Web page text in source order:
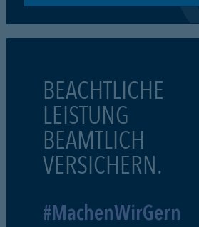
BEACHTLICHE
LEISTUNG
BEAMTLICH
VERSICHERN.
#MachenWirGern